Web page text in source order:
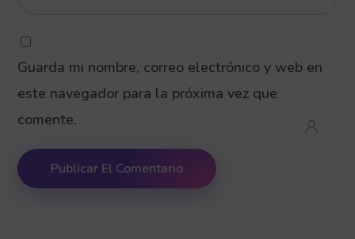
Guarda mi nombre, correo electrónico y web en
este navegador para la próxima vez que
comente.